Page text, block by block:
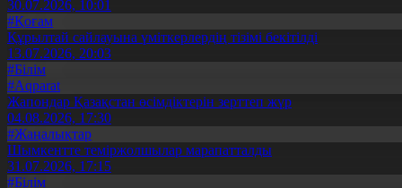
30.07.2026, 10:01
#Қоғам
Құрылтай сайлауына үміткерлердің тізімі бекітілді
13.07.2026, 20:03
#Білім
#Aqparat
Жапондар Қазақстан өсімдіктерін зерттеп жүр
04.08.2026, 17:30
#Жаңалықтар
Шымкентте теміржолшылар марапатталды
31.07.2026, 17:15
#Білім